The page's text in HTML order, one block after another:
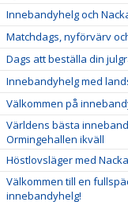
Innebandyhelg och
Matchdags, nyförvärv
Dags att beställa din
Innebandyhelg med
Välkommen på
Världens bästa
Ormingehallen ikväll
Höstlovsläger med
Välkommen till en
innebandyhelg!